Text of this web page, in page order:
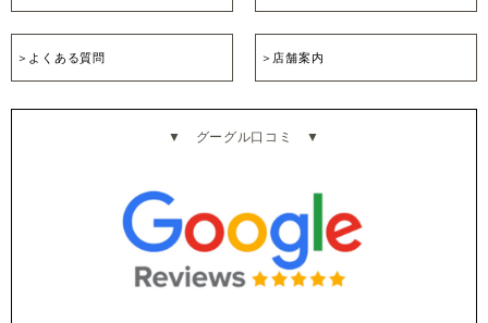
＞よくある質問 ＞店舗案内
▼ グーグル口コミ ▼